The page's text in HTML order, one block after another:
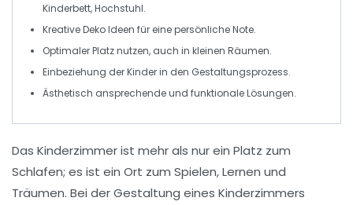
Kinderbett, Hochstuhl.
KreativeDekoIdeen für eine persönliche Note.
Optimaler Platz nutzen, auch in kleinen Räumen.
Einbeziehung derKinderin den Gestaltungsprozess.
Ästhetisch ansprechende und funktionaleLösungen.
Das Kinderzimmerist mehr als nur ein Platz zum
Schlafen; es ist ein Ort zum Spielen, Lernen und
Träumen. Bei derGestaltung eines Kinderzimmers